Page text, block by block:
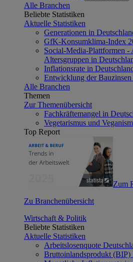
Alle Branchen
Beliebte Statistiken
Aktuelle Statistiken
Generationen in
GfK-Konsumklima-Index
Social-Media-Plattformen -
Altersgruppen in
Inflationsrate in
Entwicklung der
Alle Branchen
Themen
Zur Themenübersicht
Fachkräftemangel in
Vegetarismus und
Top Report
Zum
Zu Branchenübersicht
Wirtschaft & Politik
Beliebte Statistiken
Aktuelle Statistiken
Arbeitslosenquote
Bruttoinlandsprodukt (BIP)